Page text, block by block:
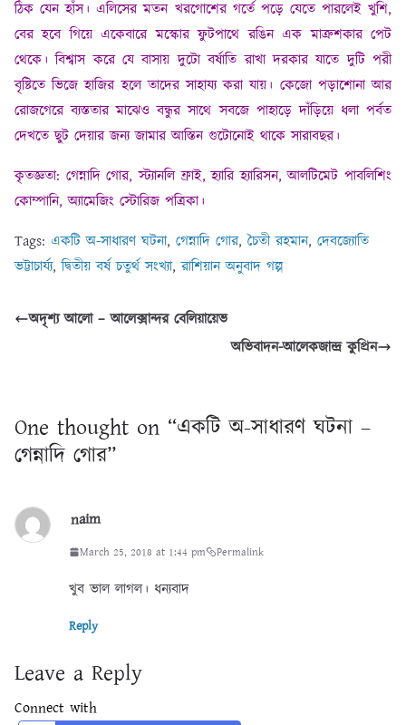
ঠিক যেন হাঁস। এলিসের মতন খরগোশের গর্তে পড়ে যেতে পারলেই খুশি,
বের হবে গিয়ে একেবারে মস্কোর ফুটপাথে রঙিন এক মাত্রুশকার পেট
থেকে। বিশ্বাস করে যে বাসায় দুটো বর্ষাতি রাখা দরকার যাতে দুটি পরী
বৃষ্টিতে ভিজে হাজির হলে তাদের সাহায্য করা যায়। কেজো পড়াশোনা আর
রোজগেরে ব্যস্ততার মাঝেও বন্ধুর সাথে সবজে পাহাড়ে দাঁড়িয়ে ধলা পর্বত
দেখতে ছুট দেয়ার জন্য জামার আস্তিন গুটোনোই থাকে সারাবছর।
কৃতজ্ঞতা: গেন্নাদি গোর, স্ট্যানলি ফ্রাই, হ্যারি হ্যারিসন, আলটিমেট পাবলিশিং
কোম্পানি, অ্যামেজিং স্টোরিজ পত্রিকা।
Tags: একটি অ-সাধারণ ঘটনা, গেন্নাদি গোর,চৈতী রহমান, দেবজ্যোতি
ভট্টাচার্য্য,দ্বিতীয় বর্ষ চতুর্থ সংখ্যা,রাশিয়ান অনুবাদ গল্প
অদৃশ্য আলো – আলেক্সান্দর বেলিয়ায়েভ
অভিবাদন-আলেকজান্দ্র কুপ্রিন
One thought on “একটি অ-সাধারণ ঘটনা –
গেন্নাদি গোর”
naim
March 25, 2018 at 1:44 pm Permalink
খুব ভাল লাগল। ধন্যবাদ
Reply
Leave a Reply
Connect with